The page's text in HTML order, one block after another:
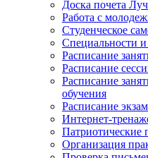
Доска почета
Работа с
Студенческое
Специальности и
Расписание
Расписание
Расписание
обучения
Расписание
Интернет-
Патриотические
Организация